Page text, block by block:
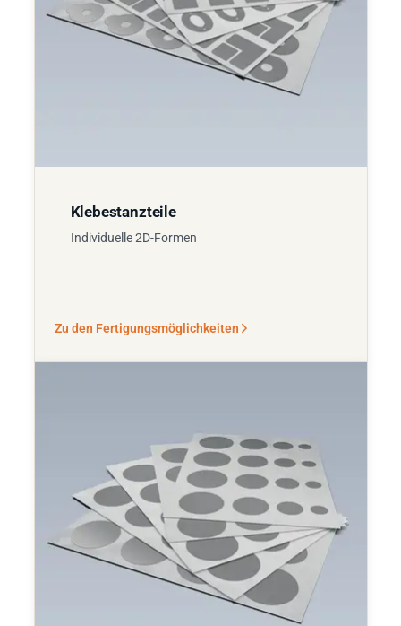
Klebestanzteile
Individuelle 2D-Formen
Zu den Fertigungsmöglichkeiten